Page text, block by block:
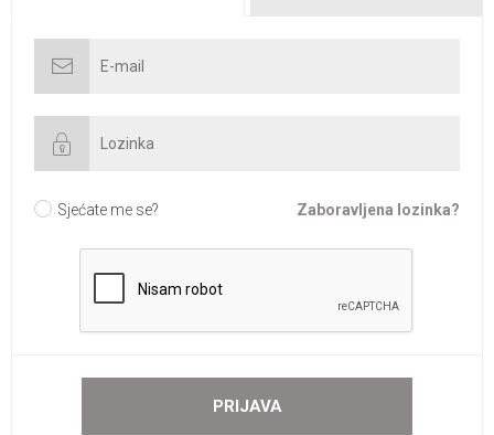
Sjećate me se? Zaboravljena lozinka?